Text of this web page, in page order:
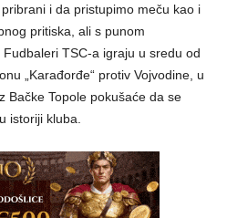
i da pristupimo meču kao i
pritiska, ali s punom
TSC-a igraju u sredu od
„Karađorđe“ protiv Vojvodine, u
Bačke Topole pokušaće da se
istoriji kluba.